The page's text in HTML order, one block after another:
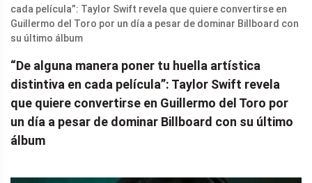
“De alguna manera poner tu huella artística
distintiva en cada película”: Taylor Swift revela
que quiere convertirse en Guillermo del Toro por
un día a pesar de dominar Billboard con su último
álbum